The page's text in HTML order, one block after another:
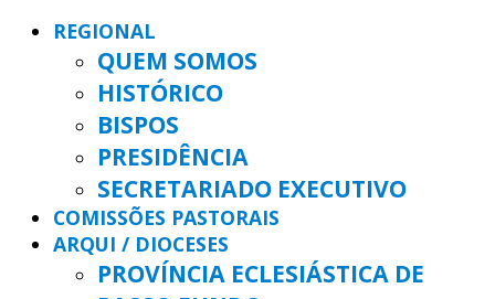
REGIONAL
QUEM SOMOS
HISTÓRICO
BISPOS
PRESIDÊNCIA
SECRETARIADO EXECUTIVO
COMISSÕES PASTORAIS
ARQUI / DIOCESES
PROVÍNCIA ECLESIÁSTICA DE